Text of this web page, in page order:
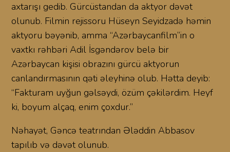
axtarışı gedib. Gürcüstandan da aktyor dəvət
olunub. Filmin rejissoru Hüseyn Seyidzadə həmin
aktyoru bəyənib, amma “Azərbaycanfilm”in o
vaxtkı rəhbəri Adil İsgəndərov belə bir
Azərbaycan kişisi obrazını gürcü aktyorun
canlandırmasının qəti əleyhinə olub. Hətta deyib:
“Fakturam uyğun gəlsəydi, özüm çəkilərdim. Heyf
ki, boyum alçaq, enim çoxdur.”
Nəhayət, Gəncə teatrından Ələddin Abbasov
tapılıb və dəvət olunub.